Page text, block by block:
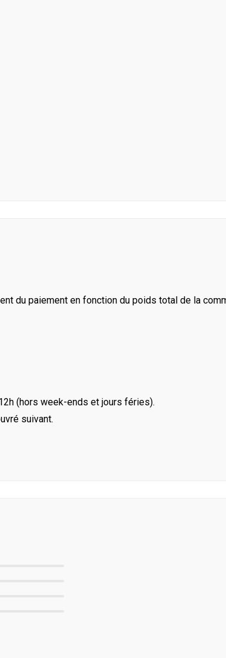
du paiement en fonction du poids total de la
(hors week-ends et jours féries).
suivant.